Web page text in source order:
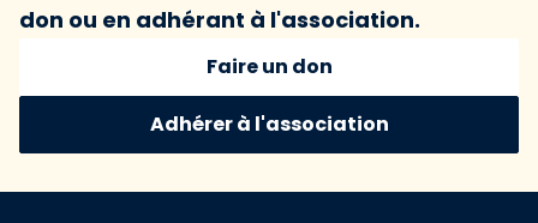
don ou en adhérant à l'association.
Faire un don
Adhérer à l'association